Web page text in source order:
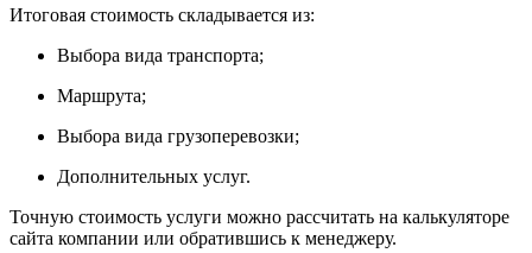
Итоговая стоимость складывается из:
Выбора вида транспорта;
Маршрута;
Выбора вида грузоперевозки;
Дополнительных услуг.
Точную стоимость услуги можно рассчитать на калькуляторе
сайта компании или обратившись к менеджеру.